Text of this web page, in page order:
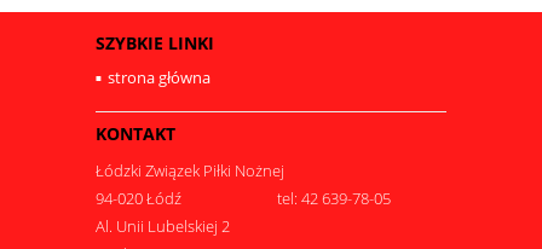
SZYBKIE LINKI
strona główna
KONTAKT
Łódzki Związek Piłki Nożnej
94-020 Łódź
tel: 42 639-78-05
Al. Unii Lubelskiej 2